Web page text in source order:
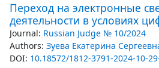
Переход на электронные
деятельности в условиях
Journal: Russian Judge № 10/2024
Authors: Зуева Екатерина
DOI: 10.18572/1812-3791-2024-10-